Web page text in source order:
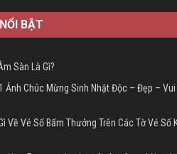
BẬT
Sàn Là Gì?
Ảnh Chúc Mừng Sinh Nhật Độc – Đẹp – Vui
Về Vé Số Bấm Thưởng Trên Các Tờ Vé Số